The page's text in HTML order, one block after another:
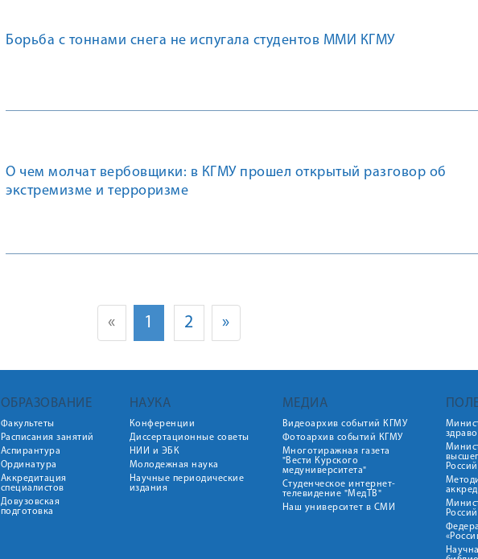
Борьба с тоннами снега не испугала студентов ММИ КГМУ
О чем молчат вербовщики: в КГМУ прошел открытый разговор об
экстремизме и терроризме
« 1 2 »
ОБРАЗОВАНИЕ
Факультеты
Расписания занятий
Аспирантура
Ординатура
Аккредитация
специалистов
Довузовская
подготовка
НАУКА
Конференции
Диссертационные советы
НИИ и ЭБК
Молодежная наука
Научные периодические
издания
МЕДИА
Видеоархив событий КГМУ
Фотоархив событий КГМУ
Многотиражная газета
"Вести Курского
медуниверситета"
Студенческое интернет-
телевидение "МедТВ"
Наш университет в СМИ